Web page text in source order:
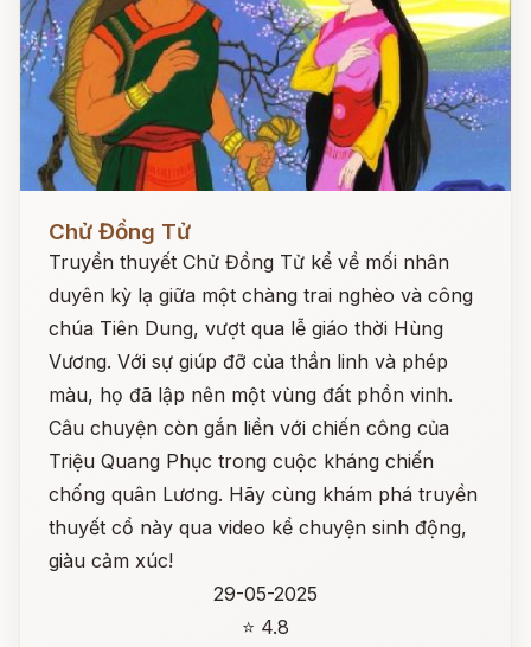
Chử Đồng Tử
Truyền thuyết Chử Đồng Tử kể về mối nhân
duyên kỳ lạ giữa một chàng trai nghèo và công
chúa Tiên Dung, vượt qua lễ giáo thời Hùng
Vương. Với sự giúp đỡ của thần linh và phép
màu, họ đã lập nên một vùng đất phồn vinh.
Câu chuyện còn gắn liền với chiến công của
Triệu Quang Phục trong cuộc kháng chiến
chống quân Lương. Hãy cùng khám phá truyền
thuyết cổ này qua video kể chuyện sinh động,
giàu cảm xúc!
29-05-2025
⭐ 4.8